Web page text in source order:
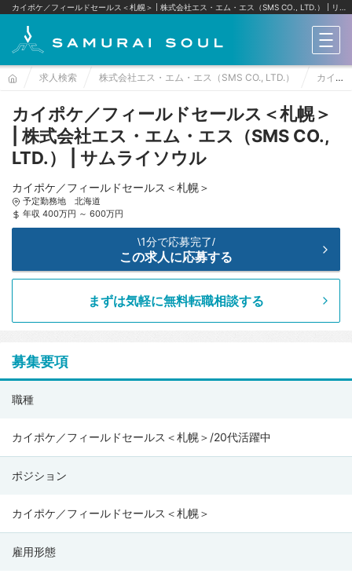
カイポケ／フィールドセールス＜札幌＞ | 株式会社エス・エム・エス（SMS CO., LTD.） リクルートへの転職ならサムライソウル
メ
求人検索 株式会社エス・エム・エス（SMS CO., LTD.） カイポケ／フィールドセールス＜札幌＞
カイポケ／フィールドセールス＜札幌＞
| 株式会社エス・エム・エス（SMS CO.,
LTD.） | サムライソウル
カイポケ／フィールドセールス＜札幌＞
予定勤務地 北海道
年収 400万円 ～ 600万円
まずは気軽に無料転職相談する
\1分で応募完了/
この求人に応募する
募集要項
社
職種
カイポケ／フィールドセールス＜札幌＞/20代活躍中
ポジション
カイポケ／フィールドセールス＜札幌＞
雇用形態